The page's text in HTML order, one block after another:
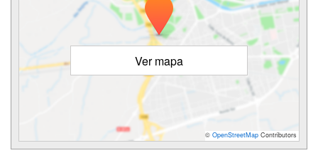
Ver mapa
© OpenStreetMap Contributors